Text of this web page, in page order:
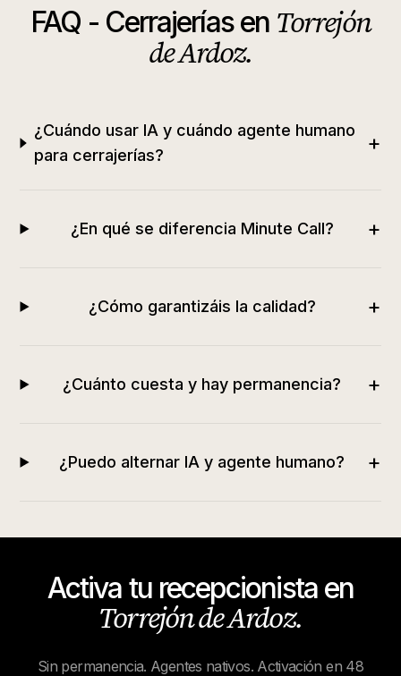
FAQ - Cerrajeríasen Torrejón
de Ardoz.
¿Cuándo usar IA y cuándo agente humano
para cerrajerías?
+
¿En qué se diferencia Minute Call? +
¿Cómo garantizáis la calidad? +
¿Cuánto cuesta y hay permanencia? +
¿Puedo alternar IA y agente humano? +
Activa tu recepcionista en
Torrejón de Ardoz.
Sin permanencia. Agentes nativos. Activación en 48